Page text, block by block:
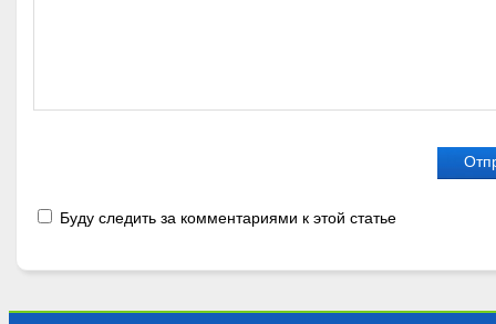
Буду следить за комментариями к этой статье